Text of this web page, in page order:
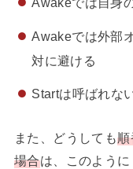
Awakeでは外部
対に避ける
Startは呼ばれな
また、どうしても順
場合は、このように